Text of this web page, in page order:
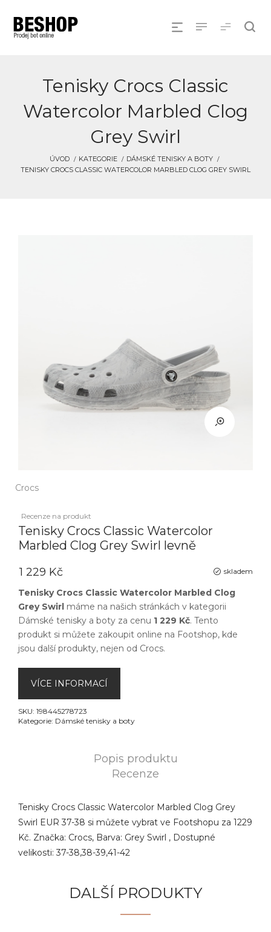
Tenisky Crocs Classic
Watercolor Marbled Clog
Grey Swirl
ÚVOD KATEGORIE
DÁMSKÉ TENISKY A BOTY
TENISKY CROCS CLASSIC WATERCOLOR MARBLED CLOG GREY SWIRL
Crocs
Recenze na produkt
Tenisky Crocs Classic Watercolor
Marbled Clog Grey Swirl levně
skladem
1 229 Kč
Tenisky Crocs Classic Watercolor Marbled Clog
Grey Swirl máme na našich stránkách v kategorii
Dámské tenisky a boty za cenu 1 229 Kč. Tento
produkt si můžete zakoupit online na Footshop, kde
jsou další produkty, nejen od Crocs.
VÍCE INFORMACÍ
SKU: 198445278723
Kategorie: Dámské tenisky a boty
Popis produktu
Recenze
Tenisky Crocs Classic Watercolor Marbled Clog Grey
Swirl EUR 37-38 si můžete vybrat ve Footshopu za 1229
Kč. Značka: Crocs, Barva: Grey Swirl , Dostupné
velikosti: 37-38,38-39,41-42
DALŠÍ PRODUKTY